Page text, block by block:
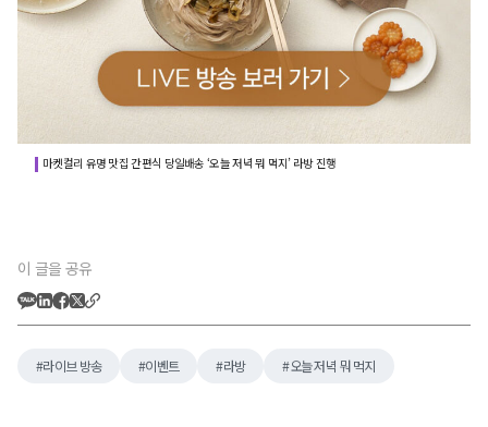
마켓컬리 유명 맛집 간편식 당일배송 ‘오늘 저녁 뭐 먹지’ 라방 진행
이 글을 공유
라이브 방송 이벤트 라방 오늘 저녁 뭐 먹지